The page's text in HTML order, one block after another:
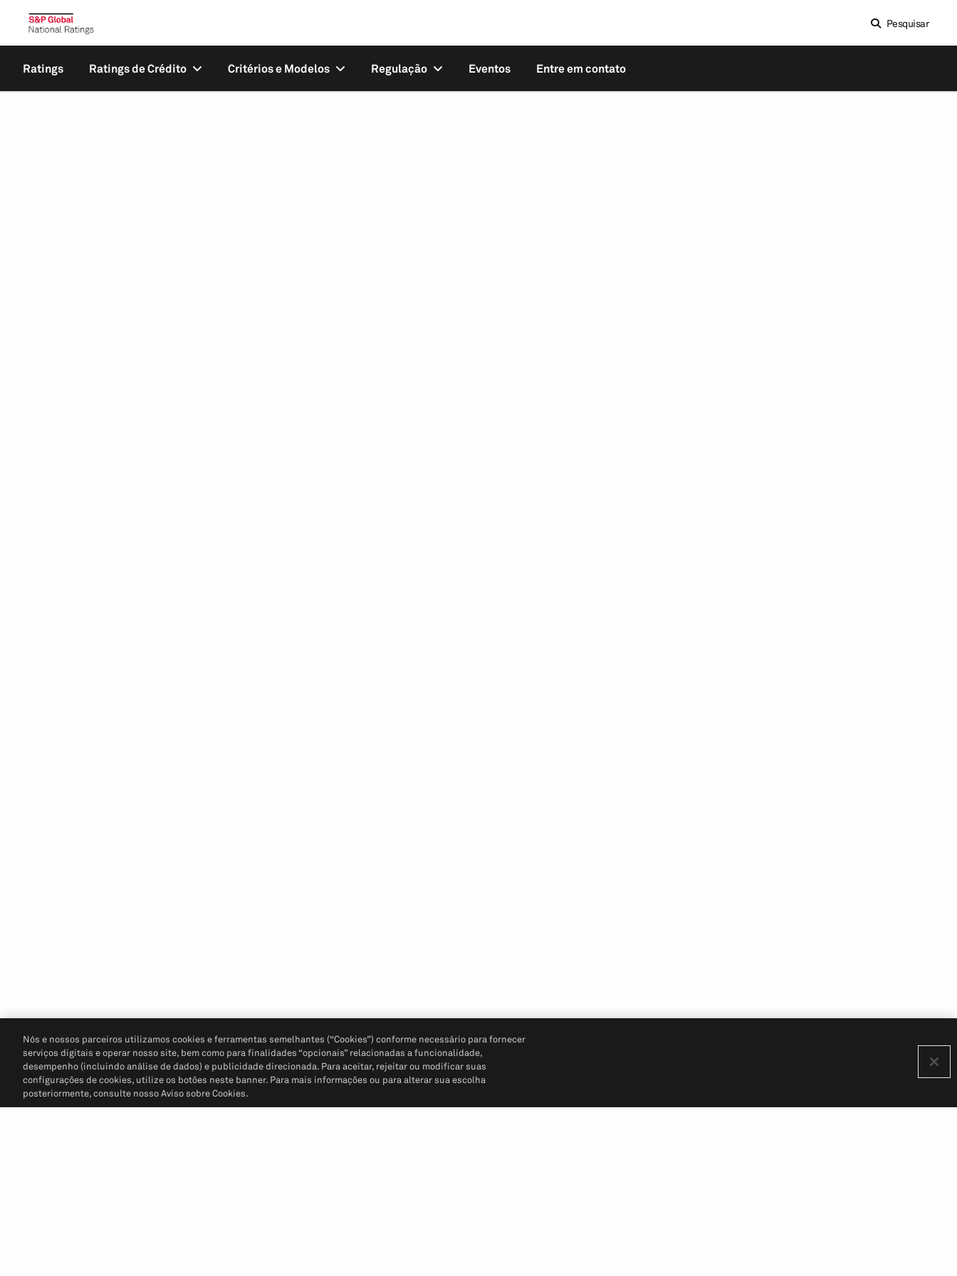
Pesquisar
Ratings Ratings de Crédito Critérios e Modelos Regulação Eventos Entre em contato
Nós e nossos parceiros utilizamos cookies e ferramentas semelhantes (“Cookies”) conforme necessário para fornecer
serviços digitais e operar nosso site, bem como para finalidades “opcionais” relacionadas a funcionalidade,
desempenho (incluindo análise de dados) e publicidade direcionada. Para aceitar, rejeitar ou modificar suas
configurações de cookies, utilize os botões neste banner. Para mais informações ou para alterar sua escolha
posteriormente, consulte nosso Aviso sobre Cookies.